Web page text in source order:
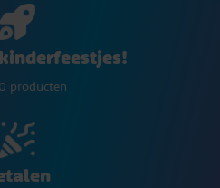
producten